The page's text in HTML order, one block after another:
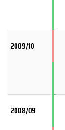
2009/10
2008/09